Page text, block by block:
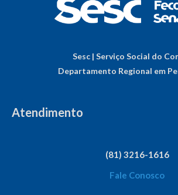
Sesc | Serviço Social do
Departamento Regional em
Atendimento
(81) 3216-1616
Fale Conosco